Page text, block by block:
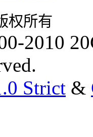
权所有
2010
Strict &